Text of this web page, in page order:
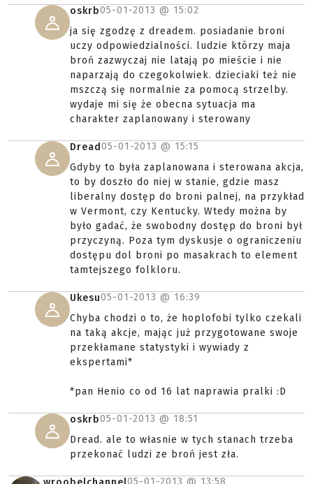
oskrb05-01-2013 @ 15:02
ja się zgodzę z dreadem. posiadanie broni
uczy odpowiedzialności. ludzie którzy maja
broń zazwyczaj nie latają po mieście i nie
naparzają do czegokolwiek. dzieciaki też nie
mszczą się normalnie za pomocą strzelby.
wydaje mi się że obecna sytuacja ma
charakter zaplanowany i sterowany
Dread05-01-2013 @ 15:15
Gdyby to była zaplanowana i sterowana akcja,
to by doszło do niej w stanie, gdzie masz
liberalny dostęp do broni palnej, na przykład
w Vermont, czy Kentucky. Wtedy można by
było gadać, że swobodny dostęp do broni był
przyczyną. Poza tym dyskusje o ograniczeniu
dostępu dol broni po masakrach to element
tamtejszego folkloru.
Ukesu05-01-2013 @ 16:39
Chyba chodzi o to, że hoplofobi tylko czekali
na taką akcje, mając już przygotowane swoje
przekłamane statystyki i wywiady z
ekspertami*
*pan Henio co od 16 lat naprawia pralki :D
oskrb05-01-2013 @ 18:51
Dread. ale to własnie w tych stanach trzeba
przekonać ludzi ze broń jest zła.
05-01-2013 @ 13:58